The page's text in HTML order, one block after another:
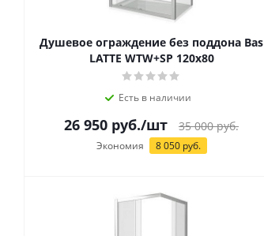
Душевое ограждение без поддона Bas
LATTE WTW+SP 120х80
Есть в наличии
26 950 руб./шт 35 000руб.
Экономия 8 050руб.